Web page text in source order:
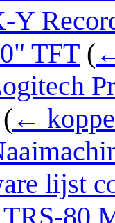
Y
TFT (
( ←
lijst
TRS-80